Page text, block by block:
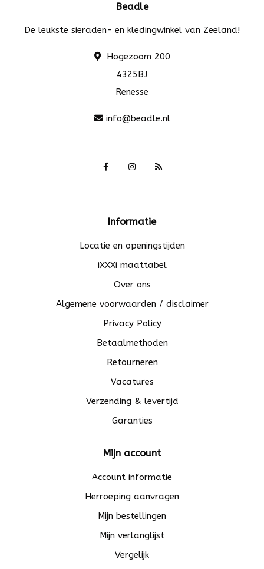
Beadle
De leukste sieraden- en kledingwinkel van Zeeland!
Hogezoom 200
4325BJ
Renesse
info@beadle.nl
Informatie
Locatie en openingstijden
iXXXi maattabel
Over ons
Algemene voorwaarden / disclaimer
Privacy Policy
Betaalmethoden
Retourneren
Vacatures
Verzending & levertijd
Garanties
Mijn account
Account informatie
Herroeping aanvragen
Mijn bestellingen
Mijn verlanglijst
Vergelijk